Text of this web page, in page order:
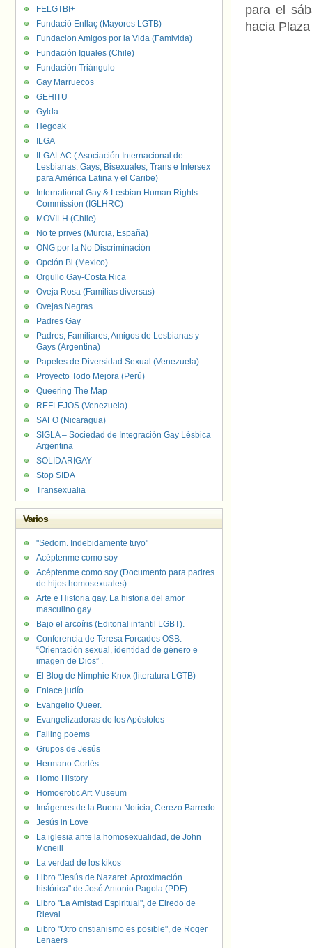
para el
hacia
FELGTBI+
Fundació Enllaç (Mayores LGTB)
Fundacion Amigos por la Vida (Famivida)
Fundación Iguales (Chile)
Fundación Triángulo
Gay Marruecos
GEHITU
Gylda
Hegoak
ILGA
ILGALAC ( Asociación Internacional de
Lesbianas, Gays, Bisexuales, Trans e Intersex
para América Latina y el Caribe)
International Gay & Lesbian Human Rights
Commission (IGLHRC)
MOVILH (Chile)
No te prives (Murcia, España)
ONG por la No Discriminación
Opción Bi (Mexico)
Orgullo Gay-Costa Rica
Oveja Rosa (Familias diversas)
Ovejas Negras
Padres Gay
Padres, Familiares, Amigos de Lesbianas y
Gays (Argentina)
Papeles de Diversidad Sexual (Venezuela)
Proyecto Todo Mejora (Perú)
Queering The Map
REFLEJOS (Venezuela)
SAFO (Nicaragua)
SIGLA – Sociedad de Integración Gay Lésbica
Argentina
SOLIDARIGAY
Stop SIDA
Transexualia
Varios
"Sedom. Indebidamente tuyo"
Acéptenme como soy
Acéptenme como soy (Documento para padres
de hijos homosexuales)
Arte e Historia gay. La historia del amor
masculino gay.
Bajo el arcoíris (Editorial infantil LGBT).
Conferencia de Teresa Forcades OSB:
“Orientación sexual, identidad de género e
imagen de Dios” .
El Blog de Nimphie Knox (literatura LGTB)
Enlace judío
Evangelio Queer.
Evangelizadoras de los Apóstoles
Falling poems
Grupos de Jesús
Hermano Cortés
Homo History
Homoerotic Art Museum
Imágenes de la Buena Noticia, Cerezo Barredo
Jesús in Love
La iglesia ante la homosexualidad, de John
Mcneill
La verdad de los kikos
Libro "Jesús de Nazaret. Aproximación
histórica" de José Antonio Pagola (PDF)
Libro "La Amistad Espiritual", de Elredo de
Rieval.
Libro "Otro cristianismo es posible", de Roger
Lenaers